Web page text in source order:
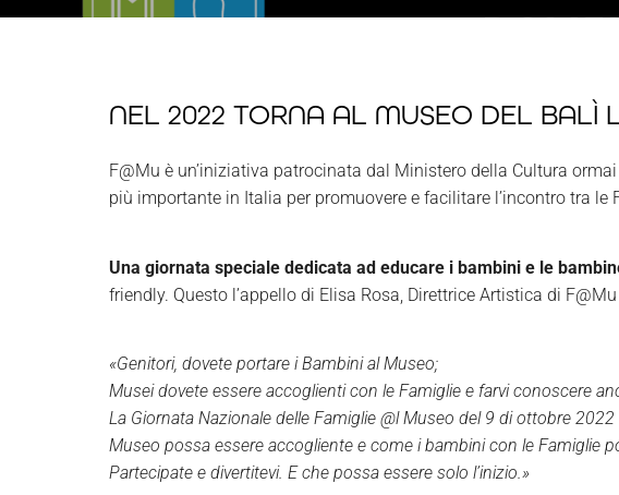
NEL 2022 TORNA AL MUSEO DEL BALÌ
F@Mu è un’iniziativa patrocinata dal Ministero della Cultura
più importante in Italia per promuovere e facilitare l’incontro tra le
Una giornata speciale dedicata ad educare i bambini e le
friendly. Questo l’appello di Elisa Rosa, Direttrice Artistica di
«Genitori, dovete portare i Bambini al Museo;
Musei dovete essere accoglienti con le Famiglie e farvi conoscere
La Giornata Nazionale delle Famiglie @l Museo del 9 di ottobre
Museo possa essere accogliente e come i bambini con le Famiglie
Partecipate e divertitevi. E che possa essere solo l’inizio.»